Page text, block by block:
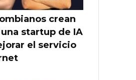
crean
startup de IA
el servicio